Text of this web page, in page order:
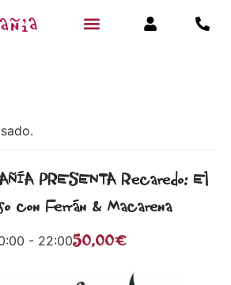
PRESENTA Recaredo: El
con Ferrán & Macarena
- 22:0050,00€